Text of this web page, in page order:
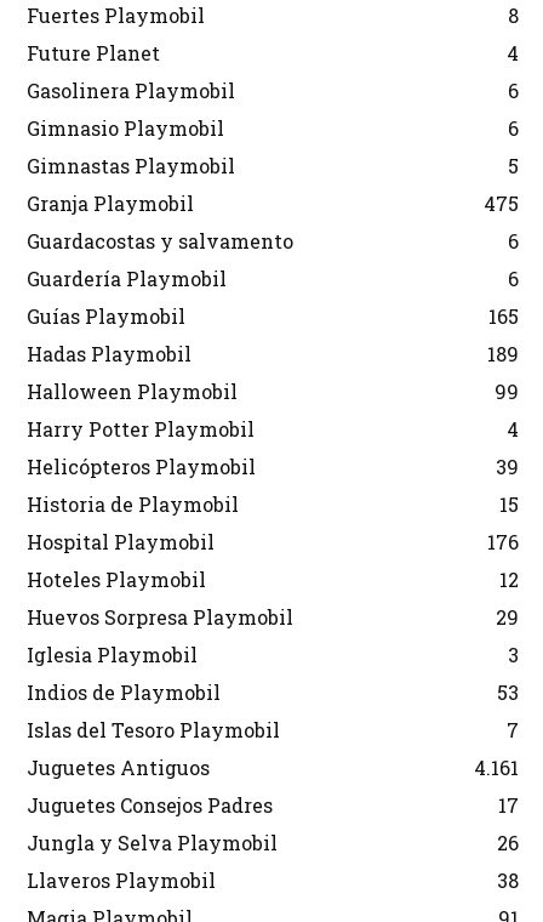
Fuertes Playmobil
8
Future Planet
4
Gasolinera Playmobil
6
Gimnasio Playmobil
6
Gimnastas Playmobil
5
Granja Playmobil
475
Guardacostas y salvamento
6
Guardería Playmobil
6
Guías Playmobil
165
Hadas Playmobil
189
Halloween Playmobil
99
Harry Potter Playmobil
4
Helicópteros Playmobil
39
Historia de Playmobil
15
Hospital Playmobil
176
Hoteles Playmobil
12
Huevos Sorpresa Playmobil
29
Iglesia Playmobil
3
Indios de Playmobil
53
Islas del Tesoro Playmobil
7
Juguetes Antiguos
4.161
Juguetes Consejos Padres
17
Jungla y Selva Playmobil
26
Llaveros Playmobil
38